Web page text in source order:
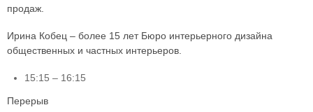
продаж.
Ирина Кобец – более 15 лет Бюро интерьерного дизайна
общественных и частных интерьеров.
15:15 – 16:15
Перерыв